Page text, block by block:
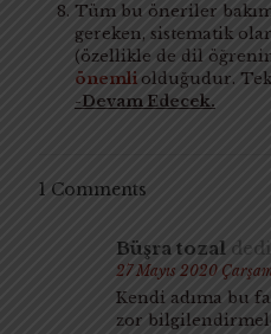
Tüm bu öneriler
gereken, sistematik
(özellikle de dil
önemliolduğudur.
-Devam Edecek.
1 Comments
Büşra tozal
27 Mayıs 2020
Kendi adıma bu
zor